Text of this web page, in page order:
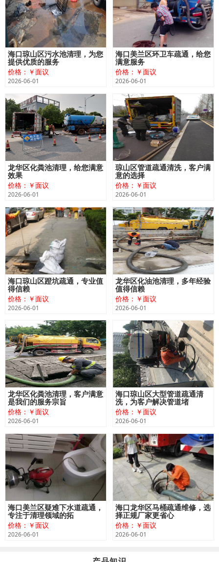
海口琼山区污水池清理，为您
提供优质的服务
价格：￥面议
2026-06-01
海口美兰区环卫车疏通，给您
满意服务
价格：￥面议
2026-06-01
龙华区化粪池清理，给您满意
效果
价格：￥面议
2026-06-01
琼山区管道疏通清洗，客户满
意的选择
价格：￥面议
2026-06-01
海口琼山区蹬坑疏通，专业值
得信赖
价格：￥面议
2026-06-01
龙华区化油池清理，多年经验
值得信赖
价格：￥面议
2026-06-01
龙华区化粪池清理，客户满意
是我们的服务宗旨
价格：￥面议
2026-06-01
海口琼山区大型管道疏通清
洗，为客户解决管道堵
价格：￥面议
2026-06-01
海口美兰区疑难下水道疏通，
专注于清理领域的拓
价格：￥面议
2026-06-01
海口龙华区马桶疏通维修，选
择正规厂家更省心
价格：￥面议
2026-06-01